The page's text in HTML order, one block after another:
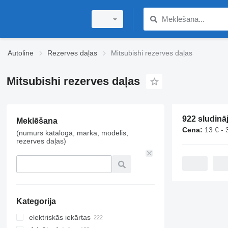
Autoline Rezerves daļas Mitsubishi rezerves daļas
Mitsubishi rezerves daļas
Meklēšana
(numurs katalogā, marka, modelis,
rezerves daļas)
Kategorija
elektriskās iekārtas
Cena: 13 € -